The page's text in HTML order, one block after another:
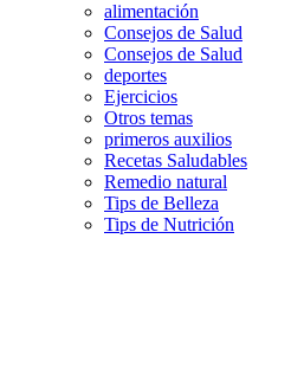
alimentación
Consejos de Salud
Consejos de Salud
deportes
Ejercicios
Otros temas
primeros auxilios
Recetas Saludables
Remedio natural
Tips de Belleza
Tips de Nutrición